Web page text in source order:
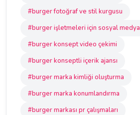
#burger fotoğraf ve stil kurgusu
#burger işletmeleri için sosyal medya
#burger konsept video çekimi
#burger konseptli içerik ajansı
#burger marka kimliği oluşturma
#burger marka konumlandırma
#burger markası pr çalışmaları